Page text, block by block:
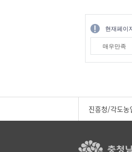
현재페이
매우만족
진흥청/각도농